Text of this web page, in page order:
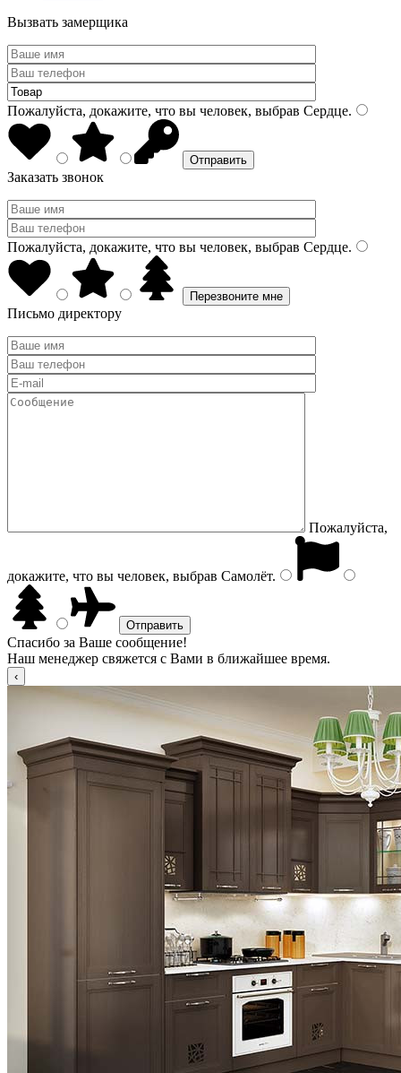
Вызвать замерщика
Пожалуйста, докажите, что вы человек, выбрав Сердце.
Заказать звонок
Пожалуйста, докажите, что вы человек, выбрав Сердце.
Письмо директору
Пожалуйста,
докажите, что вы человек, выбрав Самолёт.
Спасибо за Ваше сообщение!
Наш менеджер свяжется с Вами в ближайшее время.